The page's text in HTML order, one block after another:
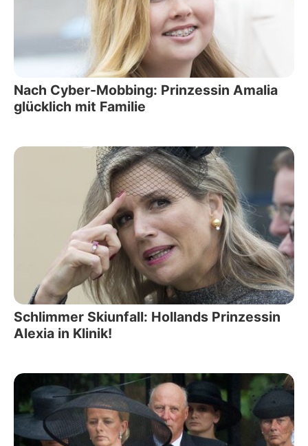
Nach Cyber-Mobbing: Prinzessin Amalia
glücklich mit Familie
Schlimmer Skiunfall: Hollands Prinzessin
Alexia in Klinik!